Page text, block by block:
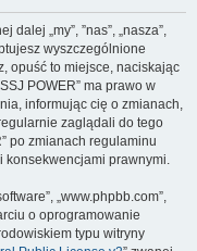
dalej „my”, ”nas”, „nasza”,
wyszczególnione
opuść to miejsce, naciskając
POWER” ma prawo w
informując cię o zmianach,
zaglądali do tego
po zmianach regulaminu
konsekwencjami prawnymi.
„www.phpbb.com”,
o oprogramowanie
typu witryny